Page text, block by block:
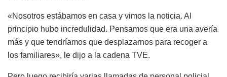
«Nosotros estábamos en casa y vimos la noticia. Al
principio hubo incredulidad. Pensamos que era una avería
más y que tendríamos que desplazarnos para recoger a
los familiares», le dijo a la cadena TVE.